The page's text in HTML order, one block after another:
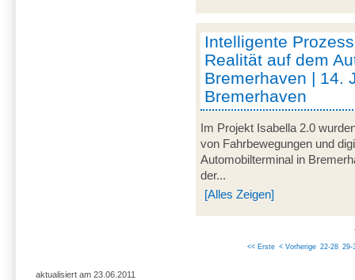
Intelligente
Realität auf dem
Bremerhaven | 14.
Bremerhaven
Im Projekt Isabella 2.0
von Fahrbewegungen und
Automobilterminal in
der...
[Alles Zeigen]
<< Erste < Vorherige 22-28 29-
aktualisiert am 23.06.2011